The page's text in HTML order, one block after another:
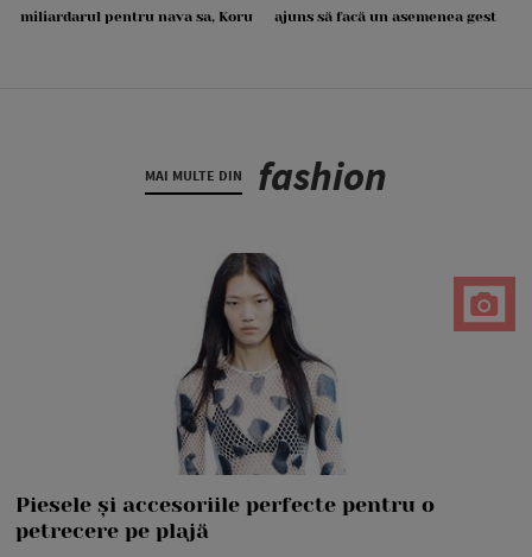
miliardarul pentru nava sa, Koru
ajuns să facă un asemenea gest
MAI MULTE DIN fashion
Piesele și accesoriile perfecte pentru o
petrecere pe plajă